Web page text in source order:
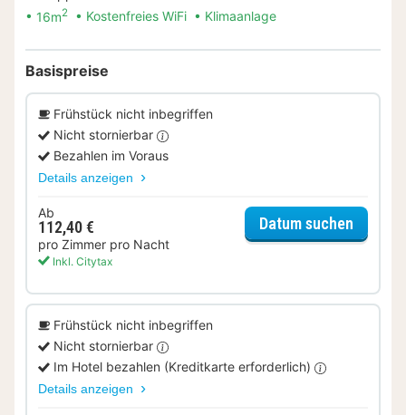
16m2 Kostenfreies WiFi Klimaanlage
Basispreise
Frühstück nicht inbegriffen
Nicht stornierbar
Bezahlen im Voraus
Details anzeigen
Ab
112,40 €
pro Zimmer pro Nacht
Inkl. Citytax
Datum suchen
Frühstück nicht inbegriffen
Nicht stornierbar
Im Hotel bezahlen (Kreditkarte erforderlich)
Details anzeigen